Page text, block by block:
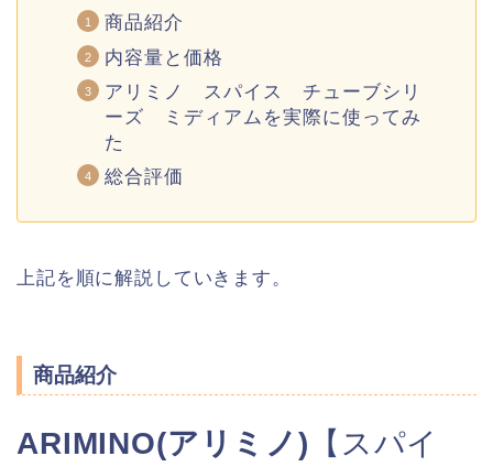
商品紹介
内容量と価格
アリミノ スパイス チューブシリ
ーズ ミディアムを実際に使ってみ
た
総合評価
上記を順に解説していきます。
商品紹介
ARIMINO(アリミノ) 【スパイ